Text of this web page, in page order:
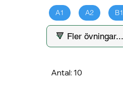
A1 A2 B1
Antal: 10